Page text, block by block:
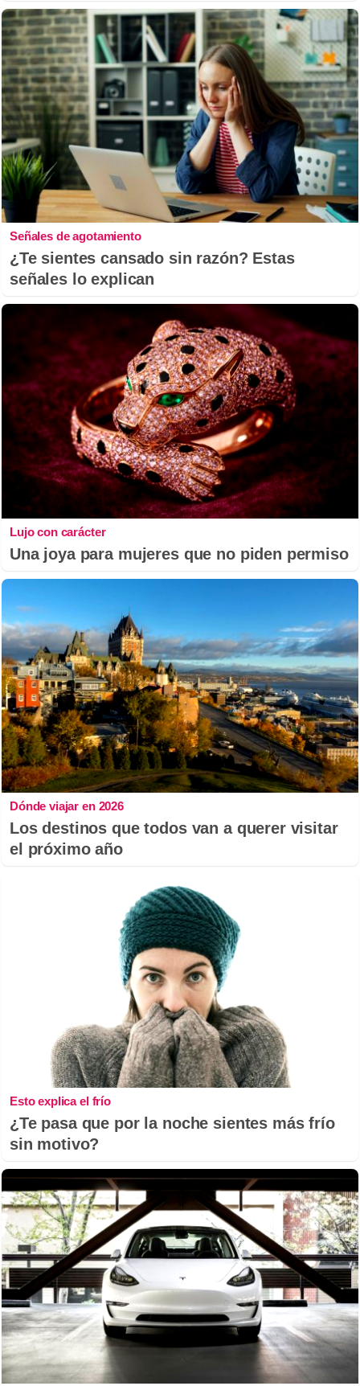
Señales de agotamiento
¿Te sientes cansado sin razón? Estas
señales lo explican
Lujo con carácter
Una joya para mujeres que no piden permiso
Dónde viajar en 2026
Los destinos que todos van a querer visitar
el próximo año
Esto explica el frío
¿Te pasa que por la noche sientes más frío
sin motivo?